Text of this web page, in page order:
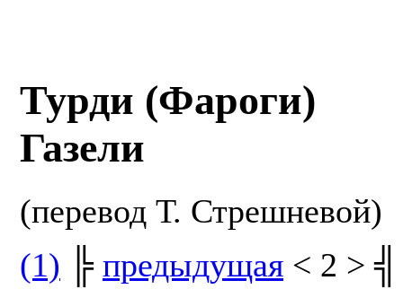
Турди (Фароги)
Газели
(перевод Т. Стрешневой)
(1) ╠ предыдущая < 2 >